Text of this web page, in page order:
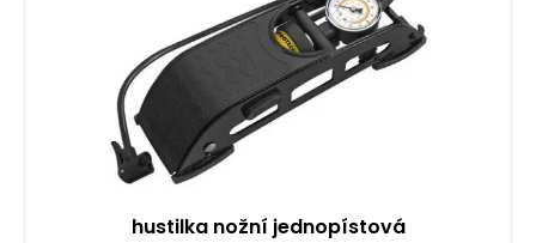
hustilka nožní jednopístová